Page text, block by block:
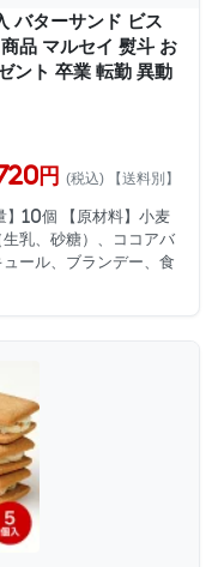
バターサンド ビス
品 マルセイ 熨斗 お
ント 卒業 転勤 異動
円 (税込) 【送料別】
】10個 【原材料】小麦
乳、砂糖）、ココアバ
ール、ブランデー、食